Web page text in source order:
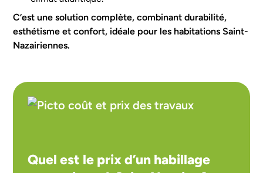
C’est une solution complète, combinant durabilité,
esthétisme et confort, idéale pour les habitations Saint-
Nazairiennes.
Quel est le prix d’un habillage